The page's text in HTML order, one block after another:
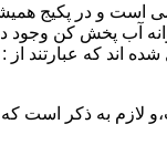
و در پکیج
میانی پروانه آب
اند که
لازم به ذکر